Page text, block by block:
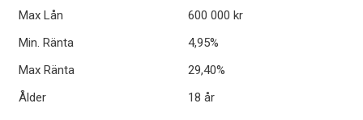
Max Lån
600 000 kr
Min. Ränta
4,95%
Max Ränta
29,40%
Ålder
18 år